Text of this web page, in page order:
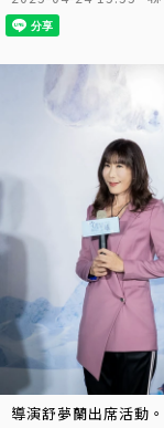
導演舒夢蘭出席活動